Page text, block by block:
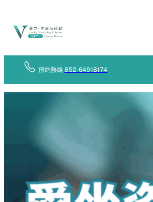
content
預約熱線852-64918174